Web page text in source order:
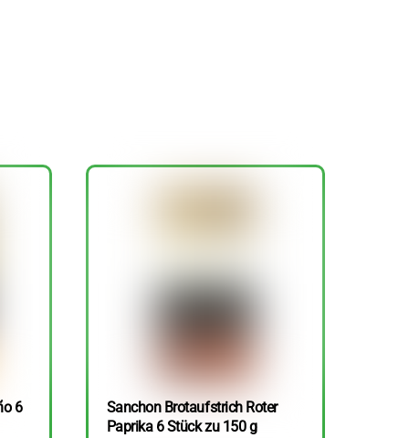
6
Sanchon Brotaufstrich Roter
Paprika 6 Stück zu 150 g